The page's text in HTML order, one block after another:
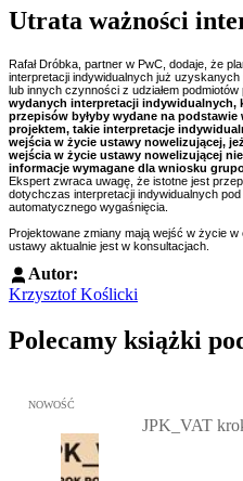
Utrata ważności
Rafał Dróbka, partner w PwC, dodaje, że
interpretacji indywidualnych już
lub innych czynności z udziałem podmiotów
wydanych interpretacji indywidualnych,
przepisów byłyby wydane na
projektem, takie interpretacje
wejścia w życie ustawy nowelizującej,
wejścia w życie ustawy nowelizującej
informacje wymagane dla wniosku
Ekspert zwraca uwagę, że istotne jest
dotychczas interpretacji indywidualnych
automatycznego wygaśnięcia.
Projektowane zmiany mają wejść w życie w
ustawy aktualnie jest w konsultacjach.
Autor:
Krzysztof Koślicki
Polecamy książki
Przejdź do: JPK_VAT krok po
NOWOŚĆ
JPK_VAT